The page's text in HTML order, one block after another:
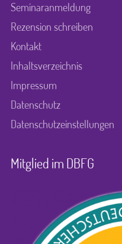
Seminaranmeldung
Rezension schreiben
Kontakt
Inhaltsverzeichnis
Impressum
Datenschutz
Datenschutzeinstellungen
Mitglied im DBFG